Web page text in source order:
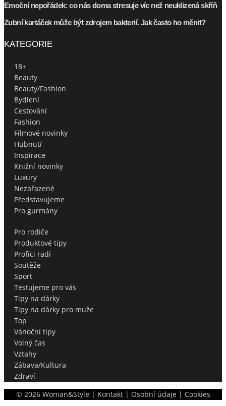
Emoční nepořádek: co nás doma stresuje víc než neuklizená skříň
Zubní kartáček může být zdrojem bakterií. Jak často ho měnit?
KATEGORIE
18+
Beauty
Beauty/Fashion
Bydlení
Cestování
Fashion
Filmové novinky
Hubnutí
Inspirace
Knižní novinky
Luxury
Nezařazené
Představujeme
Pro gurmány
Pro rodiče
Produktové tipy
Profíci radí
Soutěže
Sport
Testujeme pro vás
Tipy na dárky
Tipy na dárky pro muže
Top
Vánoční tipy
Volný čas
Vztahy
Zábava/Kultura
Zdraví
© 2026Woman&Style | Kontakt| Osobní údaje | Cookies